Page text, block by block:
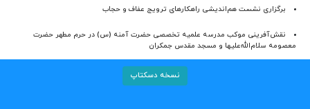
برگزاری نشست هم‌اندیشی راهکارهای ترویج عفاف و حجاب
نقش‌آفرینی موکب مدرسه علمیه تخصصی حضرت آمنه (س) در حرم مطهر حضرت
معصومه سلام‌الله‌علیها و مسجد مقدس جمکران
نسخه دسکتاپ